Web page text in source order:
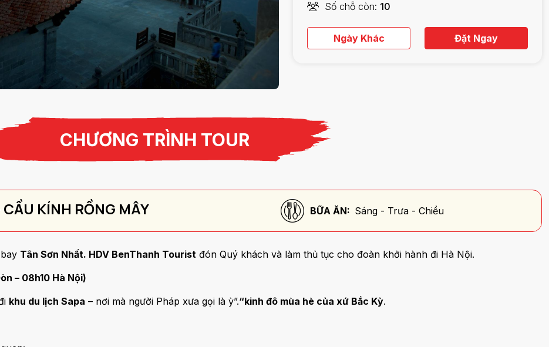
Số chỗ còn 10
Ngày Khác Đặt Ngay
CHƯƠNG TRÌNH TOUR
KÍNH RỒNG MÂY BỮA ĂN: Sáng - Trưa - Chiều
Tân Sơn Nhất. HDV BenThanh Tourist đón Quý khách và làm thủ tục cho đoàn khởi hành đi Hà Nội.
– 08h10 Hà Nội)
khu du lịch Sapa – nơi mà người Pháp xưa gọi là ỳ”.“kinh đô mùa hè của xứ Bắc Kỳ.